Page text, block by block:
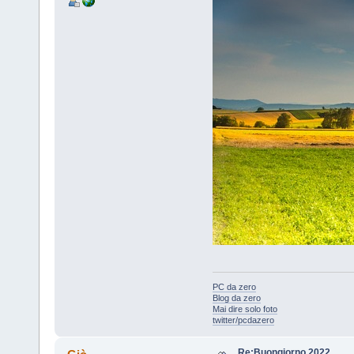
PC da zero
Blog da zero
Mai dire solo foto
twitter/pcdazero